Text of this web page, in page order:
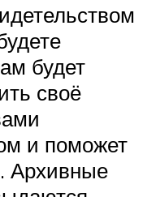
будет
своё
и поможет
Архивные